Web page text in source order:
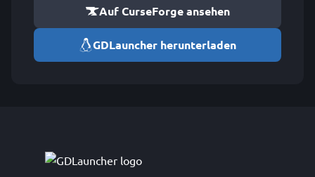
Auf CurseForge ansehen
GDLauncher herunterladen